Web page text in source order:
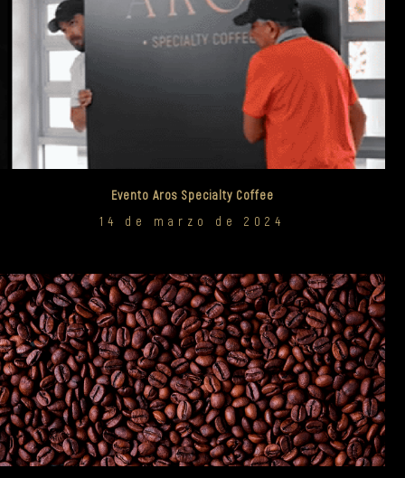
Evento Aros Specialty Coffee
14 de marzo de 2024